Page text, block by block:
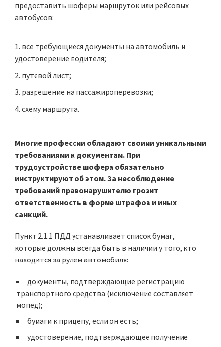
предоставить шоферы маршруток или рейсовых
автобусов:
все требующиеся документы на автомобиль и
удостоверение водителя;
путевой лист;
разрешение на пассажироперевозки;
схему маршрута.
Многие профессии обладают своими уникальными
требованиями к документам. При
трудоустройстве шофера обязательно
инструктируют об этом. За несоблюдение
требований правонарушителю грозит
ответственность в форме штрафов и иных
санкций.
Пункт 2.1.1 ПДД устанавливает список бумаг,
которые должны всегда быть в наличии у того, кто
находится за рулем автомобиля:
документы, подтверждающие регистрацию
транспортного средства (исключение составляет
мопед);
бумаги к прицепу, если он есть;
удостоверение, подтверждающее получение